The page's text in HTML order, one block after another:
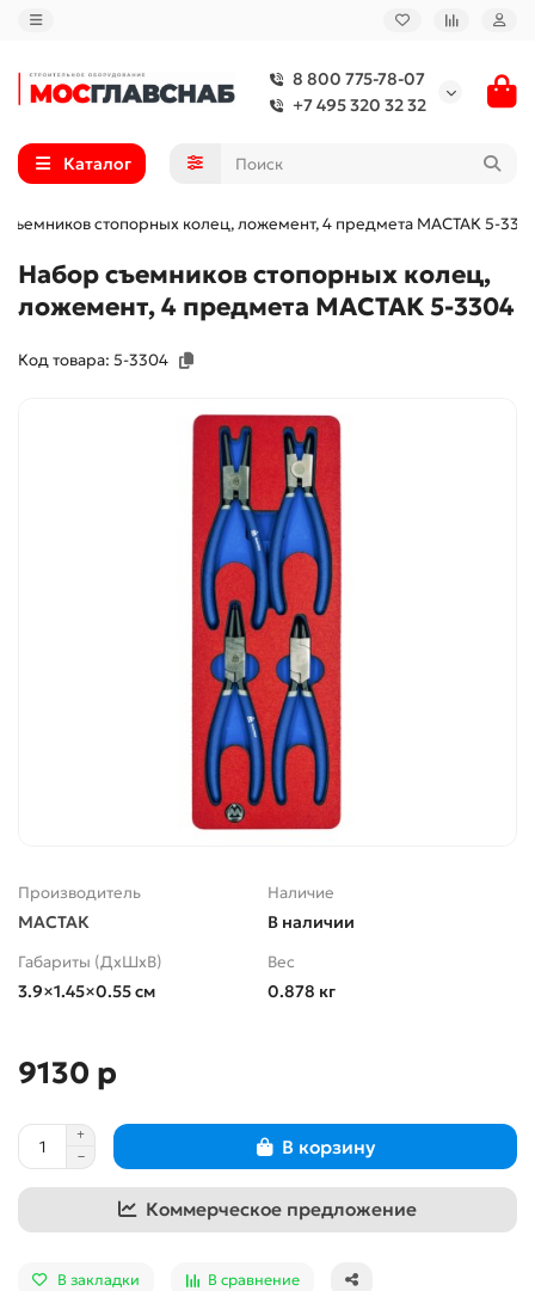
8 800 775-78-07
+7 495 320 32 32
Каталог
съемников стопорных колец, ложемент, 4 предмета МАСТАК 5-
Набор съемников стопорных колец,
ложемент, 4 предмета МАСТАК 5-3304
Код товара: 5-3304
Производитель
МАСТАК
Наличие
В наличии
Габариты (ДхШхВ)
3.9×1.45×0.55 см
Вес
0.878 кг
9130 р
В корзину
Коммерческое предложение
В закладки В сравнение